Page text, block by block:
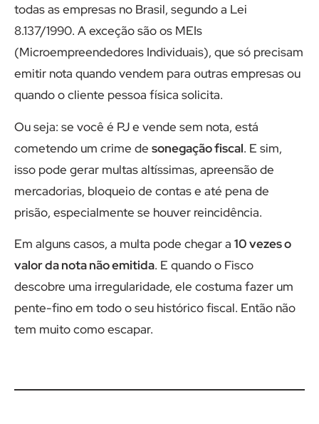
todas as empresas no Brasil, segundo a Lei
8.137/1990. A exceção são os MEIs
(Microempreendedores Individuais), que só precisam
emitir nota quando vendem para outras empresas ou
quando o cliente pessoa física solicita.
Ou seja: se você é PJ e vende sem nota, está
cometendo um crime de sonegação fiscal. E sim,
isso pode gerar multas altíssimas, apreensão de
mercadorias, bloqueio de contas e até pena de
prisão, especialmente se houver reincidência.
Em alguns casos, a multa pode chegar a 10 vezes o
valor da nota não emitida. E quando o Fisco
descobre uma irregularidade, ele costuma fazer um
pente-fino em todo o seu histórico fiscal. Então não
tem muito como escapar.